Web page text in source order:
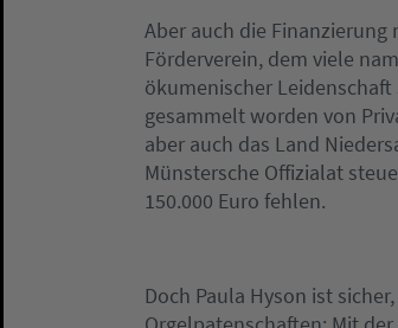
Aber auch die
Förderverein, dem viele
ökumenischer
gesammelt worden von
aber auch das Land
Münstersche Offizialat
150.000 Euro fehlen.
Doch Paula Hyson ist